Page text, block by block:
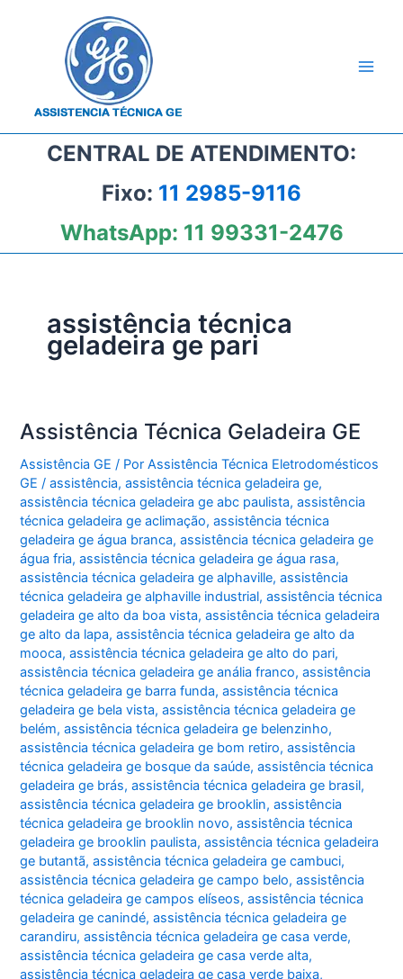
CENTRAL DE ATENDIMENTO:
Fixo: 11 2985-9116
WhatsApp: 11 99331-2476
assistência técnica
geladeira ge pari
Assistência Técnica Geladeira GE
Assistência GE / PorAssistência Técnica Eletrodomésticos
GE/assistência,assistência técnica geladeira ge,
assistência técnica geladeira ge abc paulista,assistência
técnica geladeira ge aclimação,assistência técnica
geladeira ge água branca,assistência técnica geladeira ge
água fria,assistência técnica geladeira ge água rasa,
assistência técnica geladeira ge alphaville,assistência
técnica geladeira ge alphaville industrial,assistência técnica
geladeira ge alto da boa vista,assistência técnica geladeira
ge alto da lapa,assistência técnica geladeira ge alto da
mooca,assistência técnica geladeira ge alto do pari,
assistência técnica geladeira ge anália franco,assistência
técnica geladeira ge barra funda,assistência técnica
geladeira ge bela vista,assistência técnica geladeira ge
belém,assistência técnica geladeira ge belenzinho,
assistência técnica geladeira ge bom retiro,assistência
técnica geladeira ge bosque da saúde,assistência técnica
geladeira ge brás,assistência técnica geladeira ge brasil,
assistência técnica geladeira ge brooklin,assistência
técnica geladeira ge brooklin novo,assistência técnica
geladeira ge brooklin paulista,assistência técnica geladeira
ge butantã,assistência técnica geladeira ge cambuci,
assistência técnica geladeira ge campo belo,assistência
técnica geladeira ge campos elíseos,assistência técnica
geladeira ge canindé,assistência técnica geladeira ge
carandiru,assistência técnica geladeira ge casa verde,
assistência técnica geladeira ge casa verde alta,
assistência técnica geladeira ge casa verde baixa,